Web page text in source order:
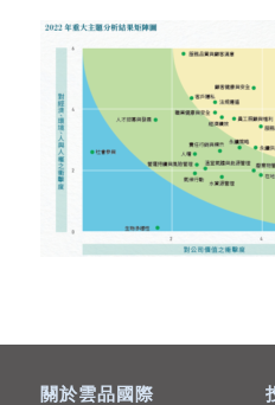
關於雲品國際